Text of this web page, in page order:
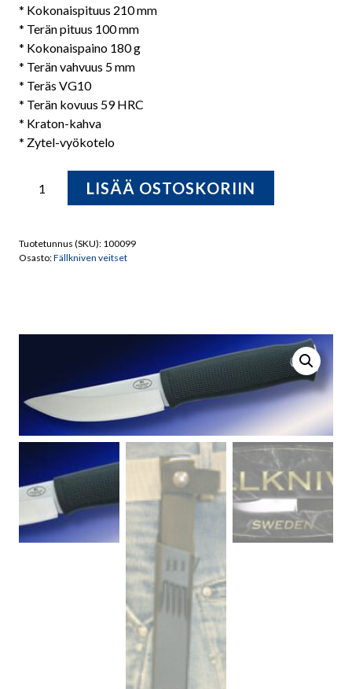
* Kokonaispituus 210 mm
* Terän pituus 100 mm
* Kokonaispaino 180 g
* Terän vahvuus 5 mm
* Teräs VG10
* Terän kovuus 59 HRC
* Kraton-kahva
* Zytel-vyökotelo
määrä
LISÄÄ OSTOSKORIIN
Tuotetunnus (SKU): 100099
Osasto:Fällkniven veitset